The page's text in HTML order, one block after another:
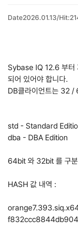
Date2026.01.13/Hit:
Sybase IQ 12.6 부터
되어 있어야 합니다.
DB클라이언트는 32 /
std - Standard
dba - DBA Edition
64bit 와 32bit 를 구분
HASH 값 내역 :